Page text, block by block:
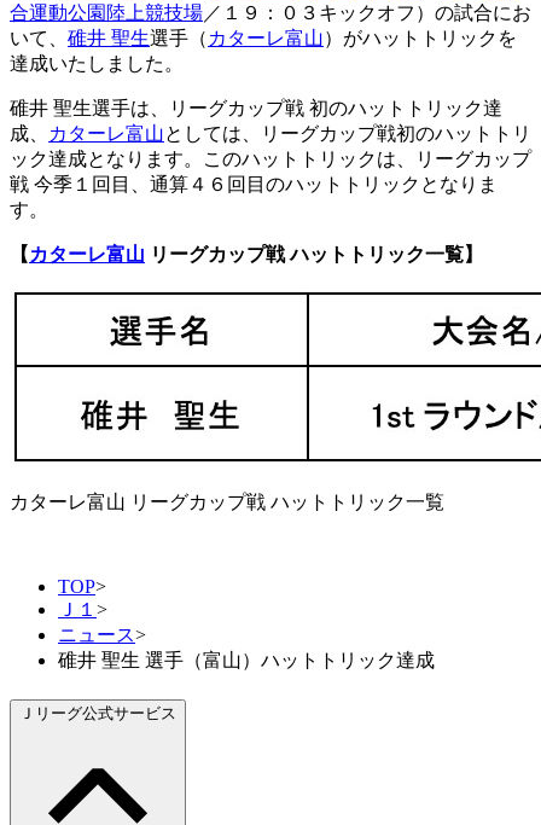
合運動公園陸上競技場／１９：０３キックオフ）の試合にお
いて、 碓井 聖生選手（ カターレ富山）がハットトリックを
達成いたしました。
碓井 聖生選手は、リーグカップ戦 初のハットトリック達
成、
カターレ富山としては、リーグカップ戦初のハットトリ
ック達成となります。このハットトリックは、リーグカップ
戦 今季１回目、通算４６回目のハットトリックとなりま
す。
【 カターレ富山 リーグカップ戦 ハットトリック一覧】
カターレ富山 リーグカップ戦 ハットトリック一覧
TOP>
Ｊ１ >
ニュース>
碓井 聖生 選手（富山）ハットトリック達成
Ｊリーグ公式サービス